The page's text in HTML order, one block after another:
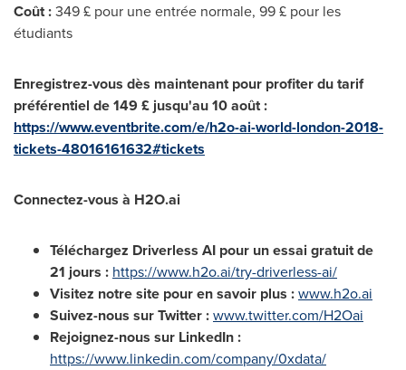
Coût :349 £ pour une entrée normale, 99 £ pour les
étudiants
Enregistrez-vous dès maintenant pour profiter du tarif
préférentiel de 149 £ jusqu'au 10 août :
https://www.eventbrite.com/e/h2o-ai-world-london-2018-
tickets-48016161632#tickets
Connectez-vous à H2O.ai
Téléchargez Driverless AI pour un essai gratuit de
21 jours : https://www.h2o.ai/try-driverless-ai/
Visitez notre site pour en savoir plus :www.h2o.ai
Suivez-nous sur Twitter :www.twitter.com/H2Oai
Rejoignez-nous sur LinkedIn :
https://www.linkedin.com/company/0xdata/